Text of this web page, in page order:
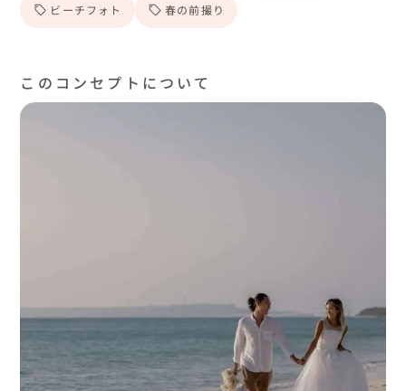
ビーチフォト 春の前撮り
このコンセプトについて